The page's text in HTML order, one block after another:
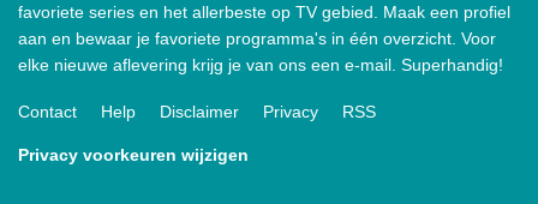
favoriete series en het allerbeste op TV gebied. Maak een profiel
aan en bewaar je favoriete programma's in één overzicht. Voor
elke nieuwe aflevering krijg je van ons een e-mail. Superhandig!
Contact Help Disclaimer Privacy RSS
Privacy voorkeuren wijzigen